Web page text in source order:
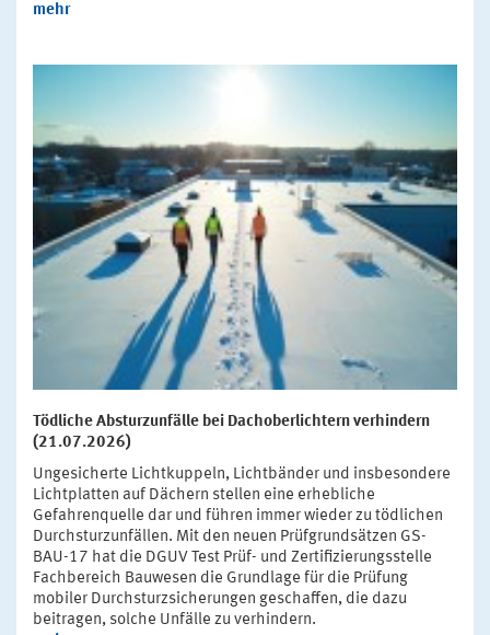
mehr
Tödliche Absturzunfälle bei Dachoberlichtern verhindern
(21.07.2026)
Ungesicherte Lichtkuppeln, Lichtbänder und insbesondere
Lichtplatten auf Dächern stellen eine erhebliche
Gefahrenquelle dar und führen immer wieder zu tödlichen
Durchsturzunfällen. Mit den neuen Prüfgrundsätzen GS-
BAU-17 hat die DGUV Test Prüf- und Zertifizierungsstelle
Fachbereich Bauwesen die Grundlage für die Prüfung
mobiler Durchsturzsicherungen geschaffen, die dazu
beitragen, solche Unfälle zu verhindern.